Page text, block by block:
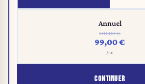
Annuel
120,00 €
99,00 €
/an
CONTINUER